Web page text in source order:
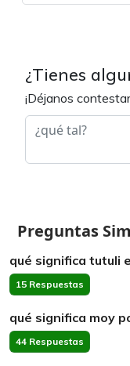
¿Tienes
¡Déjanos
Preguntas
qué significa tutuli
15 Respuestas
qué significa moy
44 Respuestas